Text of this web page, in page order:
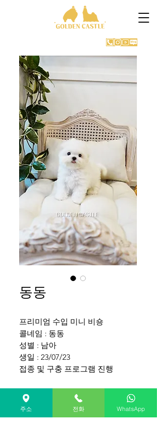
동동
프리미엄 수입 미니 비숑
콜네임 : 동동
성별 : 남아
생일 : 23/07/23
접종 및 구충 프로그램 진행
💛문의 010.9117.8022
💛편하신 날짜와 시간으로 방문 예
약해주세요.
주소 전화 WhatsApp